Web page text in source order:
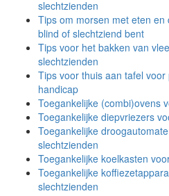
slechtzienden
Tips om morsen met eten
blind of slechtziend bent
Tips voor het bakken van
slechtzienden
Tips voor thuis aan tafel
handicap
Toegankelijke (combi)ovens
Toegankelijke diepvriezers
Toegankelijke
slechtzienden
Toegankelijke koelkasten
Toegankelijke
slechtzienden